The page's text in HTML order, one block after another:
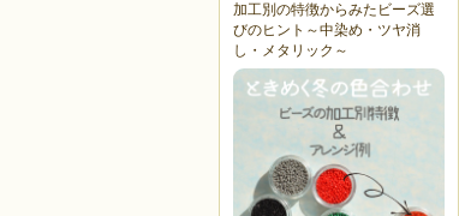
加工別の特徴からみたビーズ選
びのヒント～中染め・ツヤ消
し・メタリック～